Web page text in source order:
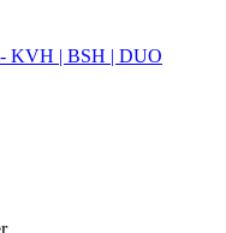
KVH | BSH | DUO